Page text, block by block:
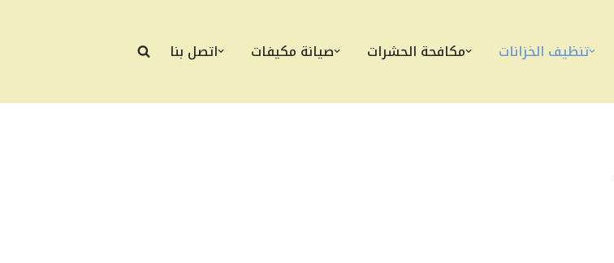
تنظيف الخزانات مكافحة الحشرات صيانة مكيفات اتصل بنا